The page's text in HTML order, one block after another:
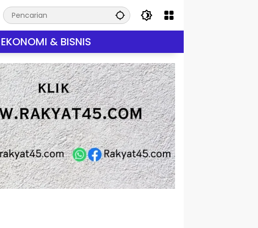
EKONOMI & BISNIS